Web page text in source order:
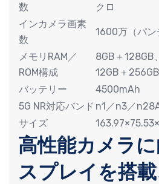
数
クロ
インカメラ画素
数
1600万（パン
メモリRAM／
ROM構成
8GB＋128GB
12GB＋256GB
バッテリー
4500mAh
5G NR対応バンド n1／n3／
サイズ
高性能カメラ
スプレイを搭載